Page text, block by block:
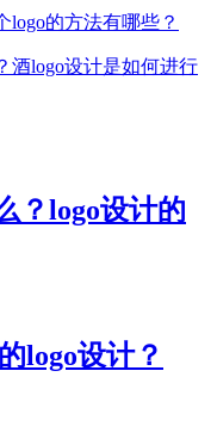
logo的方法有哪些？
酒logo设计是如何进行
？logo设计的
logo设计？